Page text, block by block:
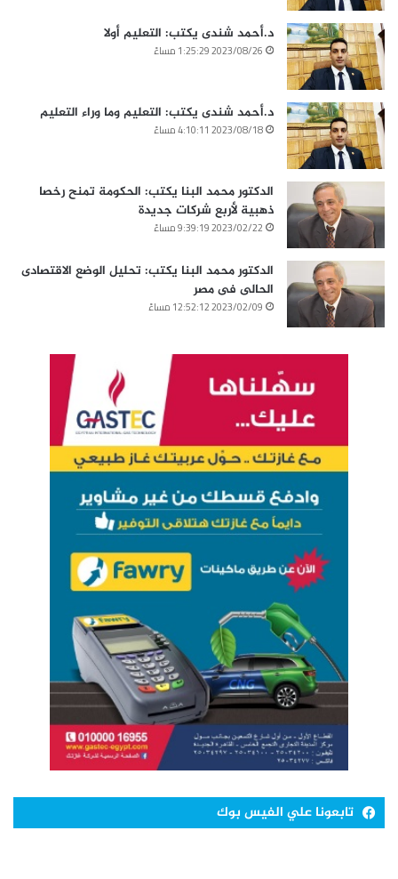
د.أحمد شندى يكتب: التعليم أولا
2023/08/26 1:25:29 مساءً
د.أحمد شندى يكتب: التعليم وما وراء التعليم
2023/08/18 4:10:11 مساءً
الدكتور محمد البنا يكتب: الحكومة تمنح رخصا
ذهبية لأربع شركات جديدة
2023/02/22 9:39:19 مساءً
الدكتور محمد البنا يكتب: تحليل الوضع الاقتصادى
الحالى فى مصر
2023/02/09 12:52:12 مساءً
تابعونا علي الفيس بوك